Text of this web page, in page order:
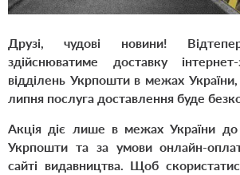
Друзі, чудові новини!
здійснюватиме доставку
відділень Укрпошти в межах
липня послуга доставлення буде
Акція діє лише в межах України до
Укрпошти та за умови онлайн-
сайті видавництва. Щоб